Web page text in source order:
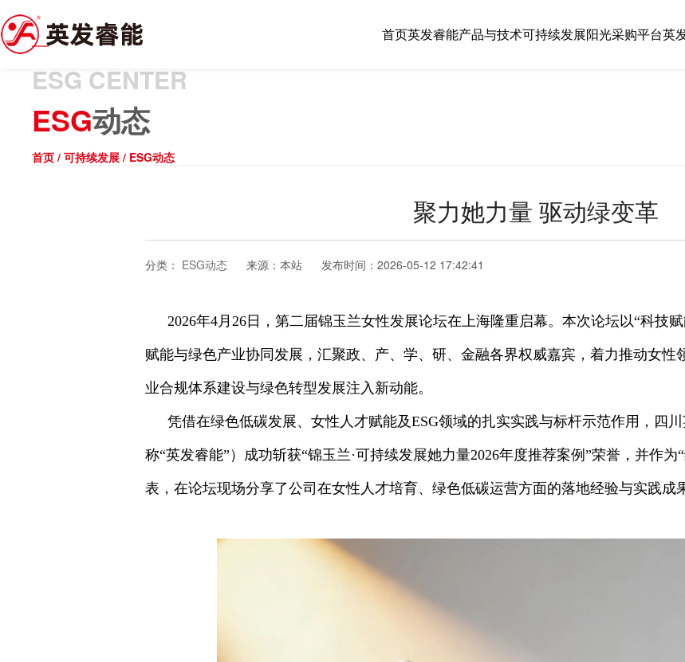
首页英发睿能产品与技术可持续发展阳光采购平台英
ESG CENTER
ESG动态
首页 /可持续发展 / ESG动态
聚力她力量 驱动绿变革
分类： ESG动态 来源： 本站 发布时间： 2026-05-12 17:42:41
2026年4月26日，第二届锦玉兰女性发展论坛在上海隆重启幕。本次论坛以“科技
赋能与绿色产业协同发展，汇聚政、产、学、研、金融各界权威嘉宾，着力推动女性
业合规体系建设与绿色转型发展注入新动能。
凭借在绿色低碳发展、女性人才赋能及ESG领域的扎实实践与标杆示范作用，四
称“英发睿能”）成功斩获“锦玉兰·可持续发展她力量2026年度推荐案例”荣誉，并作为
表，在论坛现场分享了公司在女性人才培育、绿色低碳运营方面的落地经验与实践成